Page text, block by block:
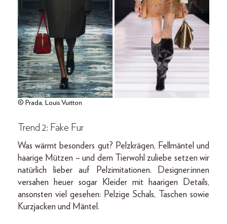
© Prada, Louis Vuitton
Trend 2: Fake Fur
Was wärmt besonders gut? Pelzkrägen, Fellmäntel und
haarige Mützen – und dem Tierwohl zuliebe setzen wir
natürlich lieber auf Pelzimitationen. Designer:innen
versahen heuer sogar Kleider mit haarigen Details,
ansonsten viel gesehen: Pelzige Schals, Taschen sowie
Kurzjacken und Mäntel.